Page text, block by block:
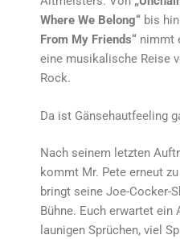
Where We Belong“ bis
From My Friends“ nimmt
eine musikalische Reise
Rock.
Da ist Gänsehautfeeling
Nach seinem letzten
kommt Mr. Pete erneut
bringt seine Joe-Cocker-
Bühne. Euch erwartet
launigen Sprüchen, viel